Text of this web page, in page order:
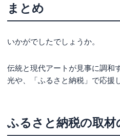
まとめ
いかがでしたでしょうか。
伝統と現代アートが見事に調和
光や、「ふるさと納税」で応援
ふるさと納税の取材